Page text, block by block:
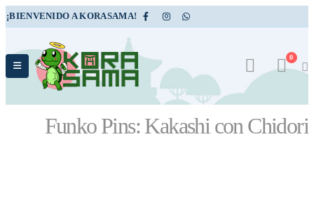
¡BIENVENIDO A KORASAMA!
0
Funko Pins: Kakashi con Chidori